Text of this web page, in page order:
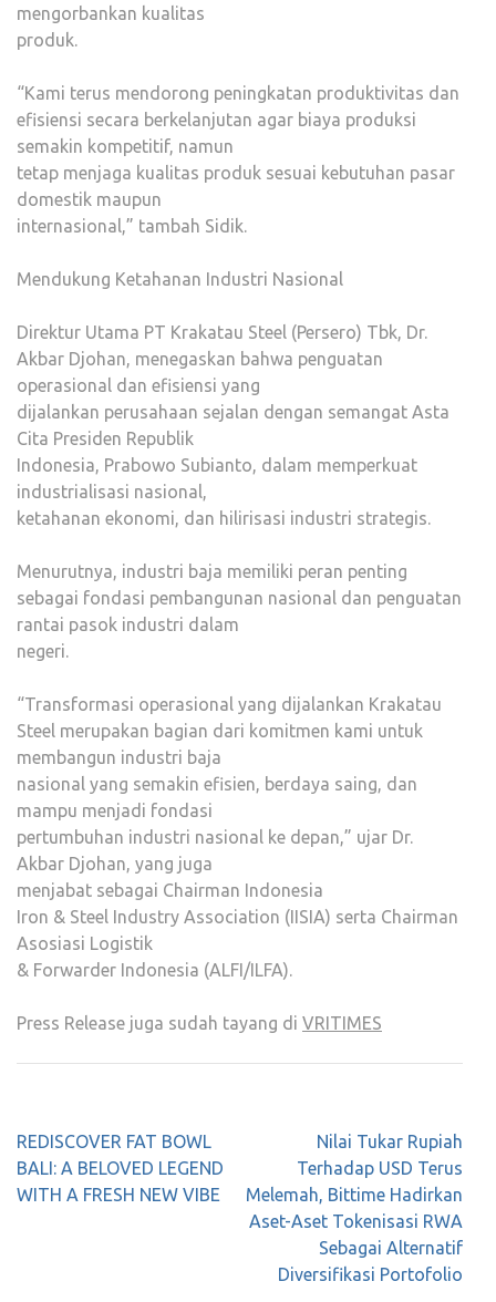
mengorbankan kualitas
produk.
“Kami terus mendorong peningkatan produktivitas dan
efisiensi secara berkelanjutan agar biaya produksi
semakin kompetitif, namun
tetap menjaga kualitas produk sesuai kebutuhan pasar
domestik maupun
internasional,” tambah Sidik.
Mendukung Ketahanan Industri Nasional
Direktur Utama PT Krakatau Steel (Persero) Tbk, Dr.
Akbar Djohan, menegaskan bahwa penguatan
operasional dan efisiensi yang
dijalankan perusahaan sejalan dengan semangat Asta
Cita Presiden Republik
Indonesia, Prabowo Subianto, dalam memperkuat
industrialisasi nasional,
ketahanan ekonomi, dan hilirisasi industri strategis.
Menurutnya, industri baja memiliki peran penting
sebagai fondasi pembangunan nasional dan penguatan
rantai pasok industri dalam
negeri.
“Transformasi operasional yang dijalankan Krakatau
Steel merupakan bagian dari komitmen kami untuk
membangun industri baja
nasional yang semakin efisien, berdaya saing, dan
mampu menjadi fondasi
pertumbuhan industri nasional ke depan,” ujar Dr.
Akbar Djohan, yang juga
menjabat sebagai Chairman Indonesia
Iron & Steel Industry Association (IISIA) serta Chairman
Asosiasi Logistik
& Forwarder Indonesia (ALFI/ILFA).
Press Release juga sudah tayang di VRITIMES
Post
navigation
REDISCOVER FAT BOWL
BALI: A BELOVED LEGEND
WITH A FRESH NEW VIBE
Nilai Tukar Rupiah
Terhadap USD Terus
Melemah, Bittime Hadirkan
Aset-Aset Tokenisasi RWA
Sebagai Alternatif
Diversifikasi Portofolio